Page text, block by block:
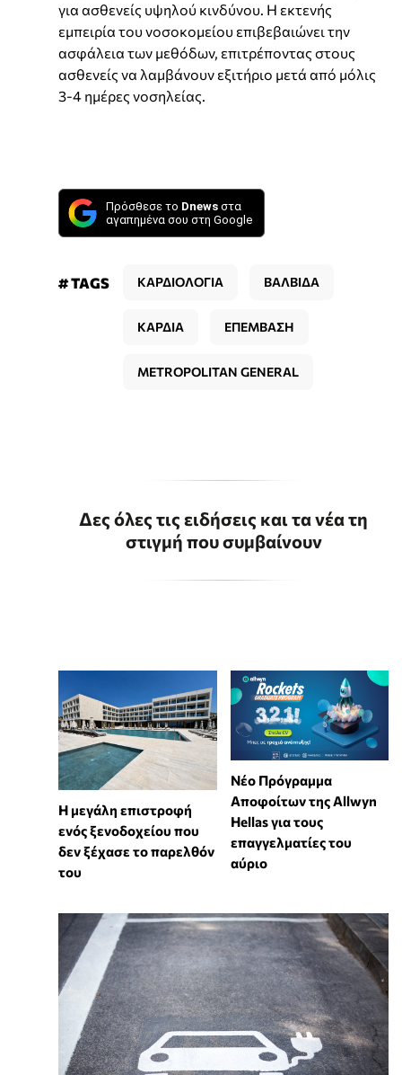
για ασθενείς υψηλού κινδύνου. Η εκτενής
εμπειρία του νοσοκομείου επιβεβαιώνει την
ασφάλεια των μεθόδων, επιτρέποντας στους
ασθενείς να λαμβάνουν εξιτήριο μετά από μόλις
3-4 ημέρες νοσηλείας.
Πρόσθεσε το Dnews στα
αγαπημένα σου στη Google
# TAGS ΚΑΡΔΙΟΛΟΓΙΑ ΒΑΛΒΙΔΑ
ΚΑΡΔΙΑ ΕΠΕΜΒΑΣΗ
METROPOLITAN GENERAL
Δες όλες τις ειδήσεις και τα νέα τη
στιγμή που συμβαίνουν
Η μεγάλη επιστροφή
ενός ξενοδοχείου που
δεν ξέχασε το παρελθόν
του
Νέο Πρόγραμμα
Αποφοίτων της Allwyn
Hellas για τους
επαγγελματίες του
αύριο